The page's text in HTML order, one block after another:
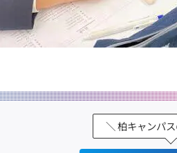
＼ 柏キャンパ